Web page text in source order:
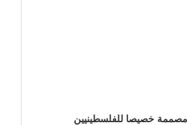
مصممة خصيصا للفلسطينيين